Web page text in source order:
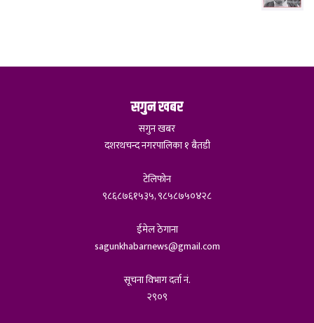
सगुन खबर
सगुन खबर
दशरथचन्द नगरपालिका १ बैतडी
टेलिफोन
९८६८७६१५३५, ९८५८७५०४२८
ईमेल ठेगाना
sagunkhabarnews@gmail.com
सूचना विभाग दर्ता नं.
२९०९